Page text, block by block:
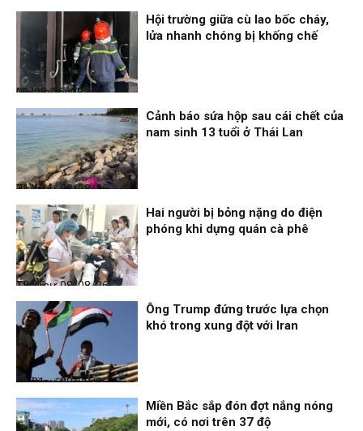
Nhịp sống 24h
09/08/26, 08:16
Hội trường giữa cù lao bốc cháy,
lửa nhanh chóng bị khống chế
Thời sự
08/08/26, 21:46
Cảnh báo sứa hộp sau cái chết của
nam sinh 13 tuổi ở Thái Lan
Thời sự
08/08/26, 18:25
Hai người bị bỏng nặng do điện
phóng khi dựng quán cà phê
Thời sự
08/08/26, 18:21
Ông Trump đứng trước lựa chọn
khó trong xung đột với Iran
Miền Bắc sắp đón đợt nắng nóng
mới, có nơi trên 37 độ